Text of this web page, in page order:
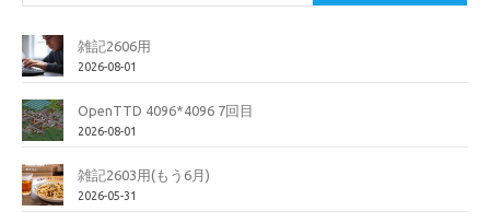
雑記2606用
2026-08-01
OpenTTD 4096*4096 7回目
2026-08-01
雑記2603用(もう6月)
2026-05-31